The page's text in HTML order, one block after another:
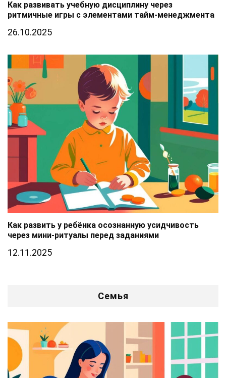
Как развивать учебную дисциплину через
ритмичные игры с элементами тайм-менеджмента
26.10.2025
Как развить у ребёнка осознанную усидчивость
через мини-ритуалы перед заданиями
12.11.2025
Семья